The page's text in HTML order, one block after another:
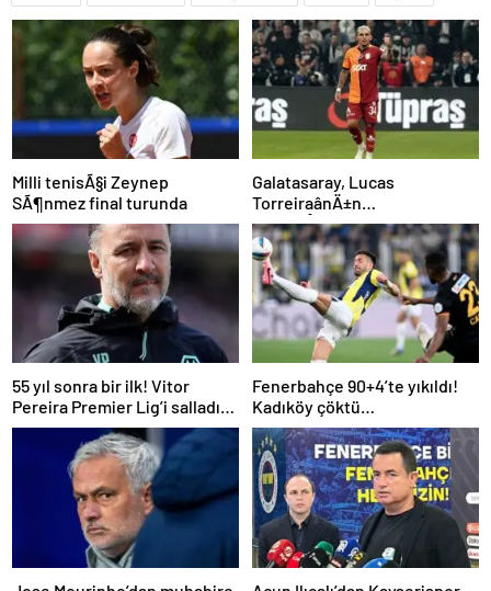
Milli tenisÃ§i Zeynep
SÃ¶nmez final turunda
Galatasaray, Lucas
TorreiraânÄ±n
sÃ¶zleÅmesini uzattÄ±
55 yıl sonra bir ilk! Vitor
Pereira Premier Lig’i salladı…
Fenerbahçe 90+4’te yıkıldı!
Kadıköy çöktü…